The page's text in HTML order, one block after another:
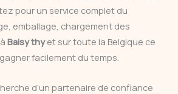
pour un service complet du
emballage, chargement des
Baisy thyet sur toute la Belgique ce
facilement du temps.
d’un partenaire de confiance